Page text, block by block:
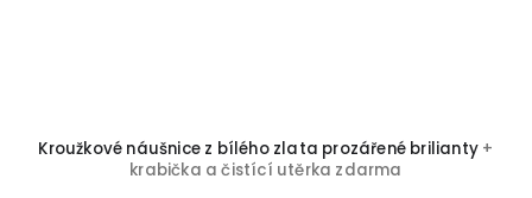
Kroužkové náušnice z bílého zlata prozářené brilianty +
krabička a čistící utěrka zdarma